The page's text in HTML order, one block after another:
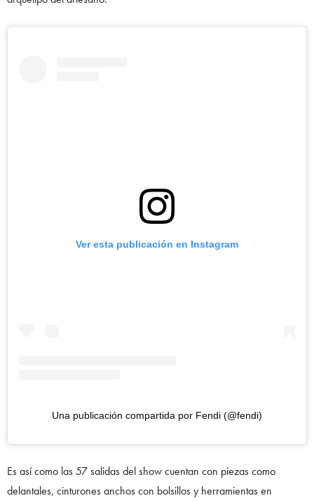
Ver esta publicación en Instagram
Una publicación compartida por Fendi (@fendi)
Es así como las 57 salidas del show cuentan con piezas como
delantales, cinturones anchos con bolsillos y herramientas en